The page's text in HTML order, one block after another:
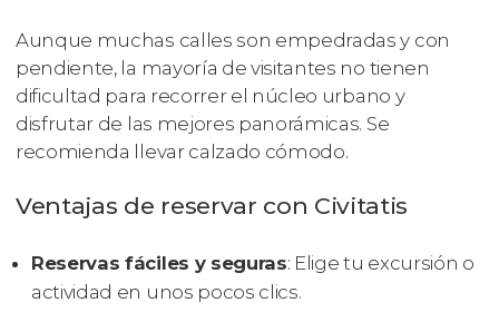
Aunque muchas calles son empedradas y con
pendiente, la mayoría de visitantes no tienen
dificultad para recorrer el núcleo urbano y
disfrutar de las mejores panorámicas. Se
recomienda llevar calzado cómodo.
Ventajas de reservar con Civitatis
Reservas fáciles y seguras: Elige tu excursión o
actividad en unos pocos clics.